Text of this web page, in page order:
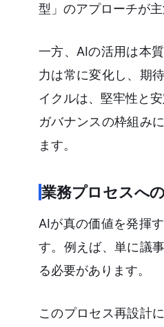
型」のアプローチが
一方、AIの活用は本
力は常に変化し、期
イクルは、堅牢性と
ガバナンスの枠組み
ます。
業務プロセスへ
AIが真の価値を発揮
す。例えば、単に議
る必要があります。
このプロセス再設計